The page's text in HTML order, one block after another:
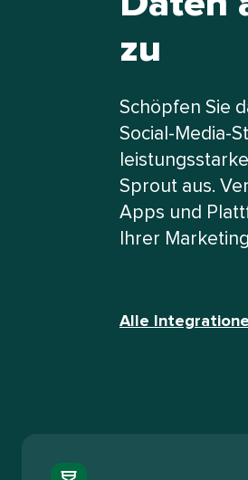
zu​​
Schöpfen Sie
Social-Media-
Sprout aus.
Apps und
Ihrer
Alle